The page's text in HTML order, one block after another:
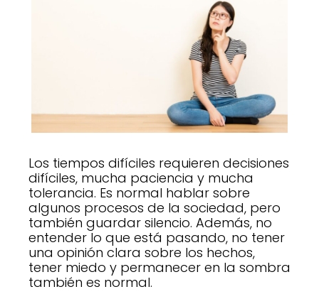
Los tiempos difíciles requieren decisiones
difíciles, mucha paciencia y mucha
tolerancia. Es normal hablar sobre
algunos procesos de la sociedad, pero
también guardar silencio. Además, no
entender lo que está pasando, no tener
una opinión clara sobre los hechos,
tener miedo y permanecer en la sombra
también es normal.